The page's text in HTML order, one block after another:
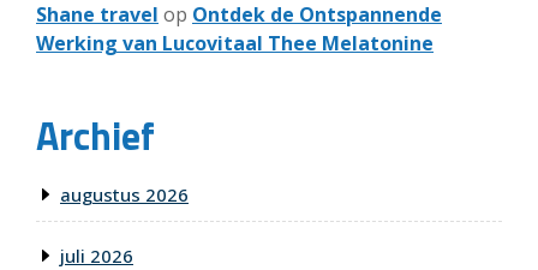
Shane travel op Ontdek de Ontspannende
Werking van Lucovitaal Thee Melatonine
Archief
augustus 2026
juli 2026